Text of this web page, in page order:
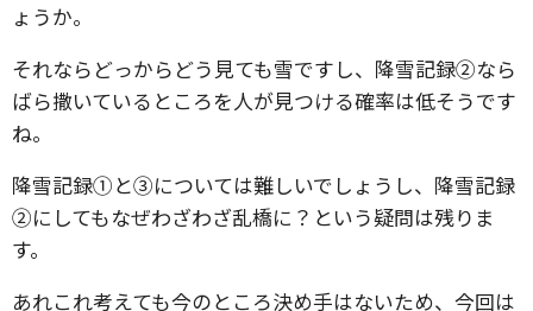
ょうか。
それならどっからどう見ても雪ですし、降雪記録②なら
ばら撒いているところを人が見つける確率は低そうです
ね。
降雪記録①と③については難しいでしょうし、降雪記録
②にしてもなぜわざわざ乱橋に？という疑問は残りま
す。
あれこれ考えても今のところ決め手はないため、今回は